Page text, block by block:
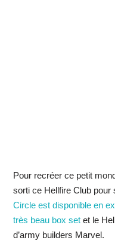
Pour recréer ce petit
sorti ce Hellfire Club
Circle est disponible en
très beau box setet le
d’army builders Marvel.